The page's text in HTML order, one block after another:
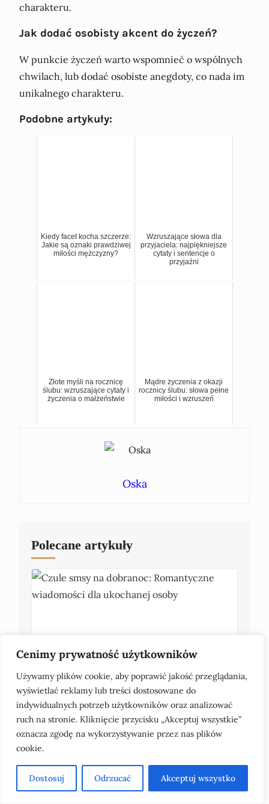
Cenimy prywatność użytkowników
Używamy plików cookie, aby poprawić jakość przeglądania,
wyświetlać reklamy lub treści dostosowane do
indywidualnych potrzeb użytkowników oraz analizować
ruch na stronie. Kliknięcie przycisku „Akceptuj wszystkie”
oznacza zgodę na wykorzystywanie przez nas plików
cookie.
Dostosuj Odrzucać Akceptuj wszystko
charakteru.
Jak dodać osobisty akcent do życzeń?
W punkcie życzeń warto wspomnieć o wspólnych
chwilach, lub dodać osobiste anegdoty, co nada im
unikalnego charakteru.
Podobne artykuły:
Kiedy facet kocha szczerze:
Jakie są oznaki prawdziwej
miłości mężczyzny?
Wzruszające słowa dla
przyjaciela: najpiękniejsze
cytaty i sentencje o
przyjaźni
Złote myśli na rocznicę
ślubu: wzruszające cytaty i
życzenia o małżeństwie
Mądre życzenia z okazji
rocznicy ślubu: słowa pełne
miłości i wzruszeń
Oska
Polecane artykuły
Czule smsy na dobranoc: Romantyczne wiadomości
dla ukochanej osoby